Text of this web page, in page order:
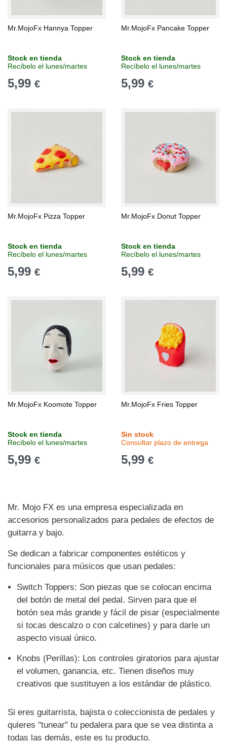
Mr.MojoFx Hannya Topper
Stock en tienda
Recíbelo el lunes/martes
5,99 €
Mr.MojoFx Pancake Topper
Stock en tienda
Recíbelo el lunes/martes
5,99 €
Mr.MojoFx Pizza Topper
Stock en tienda
Recíbelo el lunes/martes
5,99 €
Mr.MojoFx Donut Topper
Stock en tienda
Recíbelo el lunes/martes
5,99 €
Mr.MojoFx Koomote Topper
Stock en tienda
Recíbelo el lunes/martes
5,99 €
Mr.MojoFx Fries Topper
Sin stock
Consultar plazo de entrega
5,99 €
Mr. Mojo FX es una empresa especializada en
accesorios personalizados para pedales de efectos de
guitarra y bajo.
Se dedican a fabricar componentes estéticos y
funcionales para músicos que usan pedales:
Switch Toppers: Son piezas que se colocan encima
del botón de metal del pedal. Sirven para que el
botón sea más grande y fácil de pisar (especialmente
si tocas descalzo o con calcetines) y para darle un
aspecto visual único.
Knobs (Perillas): Los controles giratorios para ajustar
el volumen, ganancia, etc. Tienen diseños muy
creativos que sustituyen a los estándar de plástico.
Si eres guitarrista, bajista o coleccionista de pedales y
quieres "tunear" tu pedalera para que se vea distinta a
todas las demás, este es tu producto.